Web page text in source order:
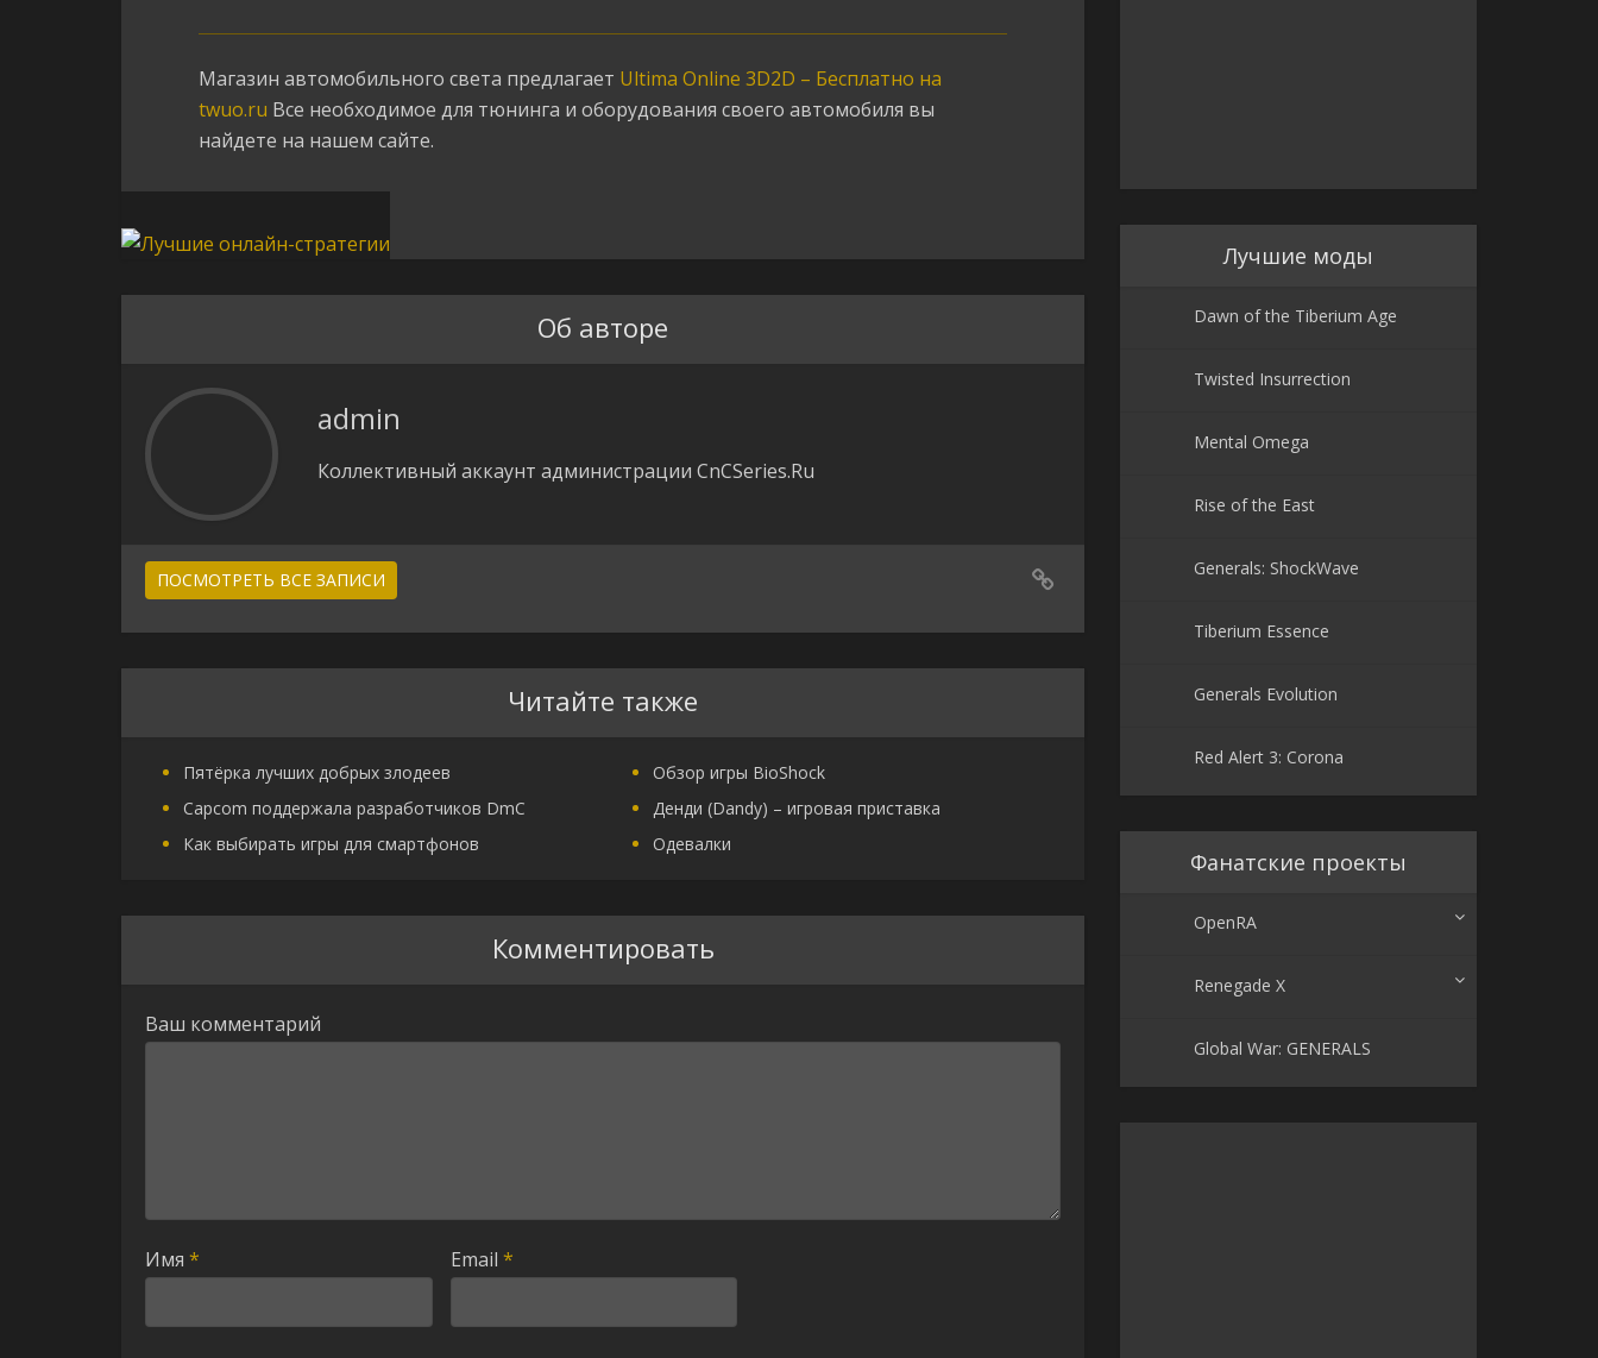
Магазин автомобильного света предлагает Ultima Online 3D2D – Бесплатно на
twuo.ru Все необходимое для тюнинга и оборудования своего автомобиля вы
найдете на нашем сайте.
Об авторе
admin
Коллективный аккаунт администрации CnCSeries.Ru
ПОСМОТРЕТЬ ВСЕ ЗАПИСИ
Читайте также
Пятёрка лучших добрых злодеев
Обзор игры BioShock
Capcom поддержала разработчиков DmC
Денди (Dandy) – игровая приставка
Как выбирать игры для смартфонов
Одевалки
Комментировать
Ваш комментарий
Имя * Email *
Лучшие моды
Dawn of the Tiberium Age
Twisted Insurrection
Mental Omega
Rise of the East
Generals: ShockWave
Tiberium Essence
Generals Evolution
Red Alert 3: Corona
Фанатские проекты
OpenRA
Renegade X
Global War: GENERALS